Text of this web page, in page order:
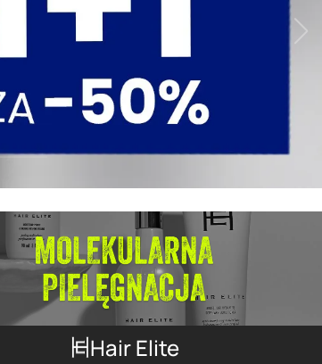
Hair Elite